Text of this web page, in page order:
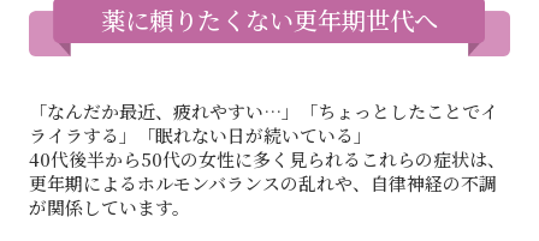
薬に頼りたくない更年期世代へ
「なんだか最近、疲れやすい…」「ちょっとしたことでイ
ライラする」「眠れない日が続いている」
40代後半から50代の女性に多く見られるこれらの症状は、
更年期によるホルモンバランスの乱れや、自律神経の不調
が関係しています。